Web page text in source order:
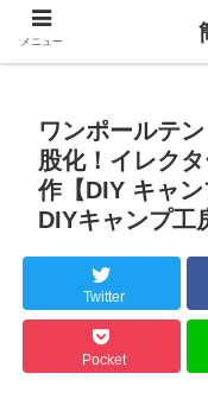
ワンポールテ
股化！イレク
作【DIY キャ
DIYキャンプ工
Twitter
Pocket
メニュー